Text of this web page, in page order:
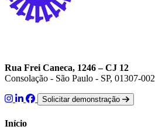
Rua Frei Caneca, 1246 – CJ 12
Consolação - São Paulo - SP, 01307-002
Solicitar demonstração
Início